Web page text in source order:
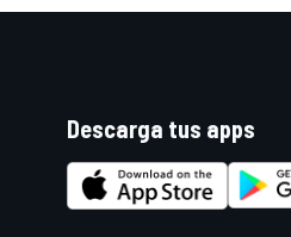
Descarga tus apps